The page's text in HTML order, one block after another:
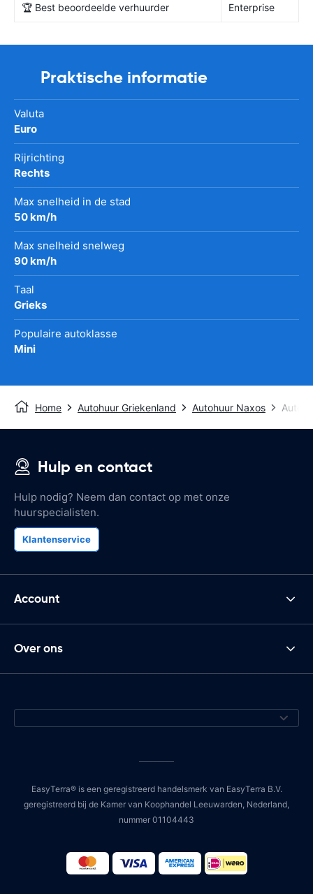
🏆 Best beoordeelde verhuurder Enterprise
Praktische informatie
Valuta
Euro
Rijrichting
Rechts
Max snelheid in de stad
50 km/h
Max snelheid snelweg
90 km/h
Taal
Grieks
Populaire autoklasse
Mini
Home Autohuur Griekenland Autohuur Naxos
Hulp en contact
Hulp nodig? Neem dan contact op met onze
huurspecialisten.
Klantenservice
Account
Over ons
EasyTerra® is een geregistreerd handelsmerk van EasyTerra B.V.
geregistreerd bij de Kamer van Koophandel Leeuwarden, Nederland,
nummer 01104443